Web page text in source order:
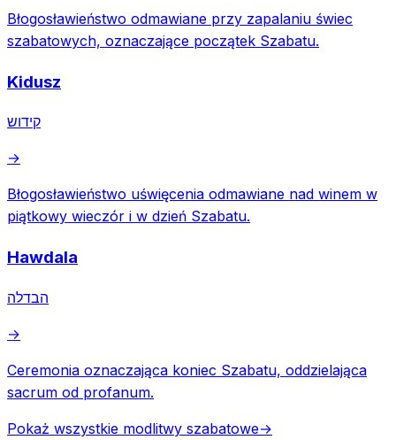
Błogosławieństwo odmawiane przy zapalaniu świec
szabatowych, oznaczające początek Szabatu.
Kidusz
קידוש
→
Błogosławieństwo uświęcenia odmawiane nad winem w
piątkowy wieczór i w dzień Szabatu.
Hawdala
הבדלה
→
Ceremonia oznaczająca koniec Szabatu, oddzielająca
sacrum od profanum.
Pokaż wszystkie modlitwy szabatowe→